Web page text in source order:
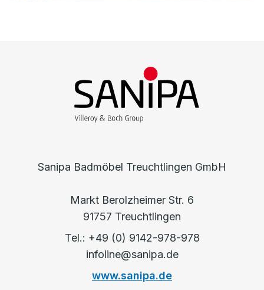
Sanipa Badmöbel Treuchtlingen GmbH
Markt Berolzheimer Str. 6
91757 Treuchtlingen
Tel.: +49 (0) 9142-978-978
infoline@sanipa.de
www.sanipa.de